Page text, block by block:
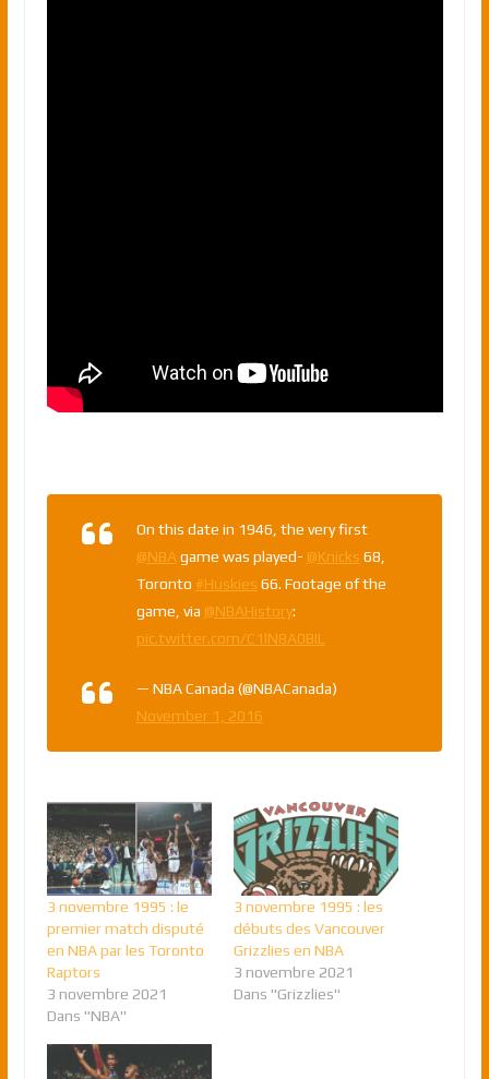
On this date in 1946, the very first
@NBA game was played- @Knicks 68,
Toronto #Huskies 66. Footage of the
game, via @NBAHistory:
pic.twitter.com/C1lN8A0BIL
— NBA Canada (@NBACanada)
November 1, 2016
3 novembre 1995 : le
premier match disputé
en NBA par les Toronto
Raptors
3 novembre 2021
Dans "NBA"
3 novembre 1995 : les
débuts des Vancouver
Grizzlies en NBA
3 novembre 2021
Dans "Grizzlies"